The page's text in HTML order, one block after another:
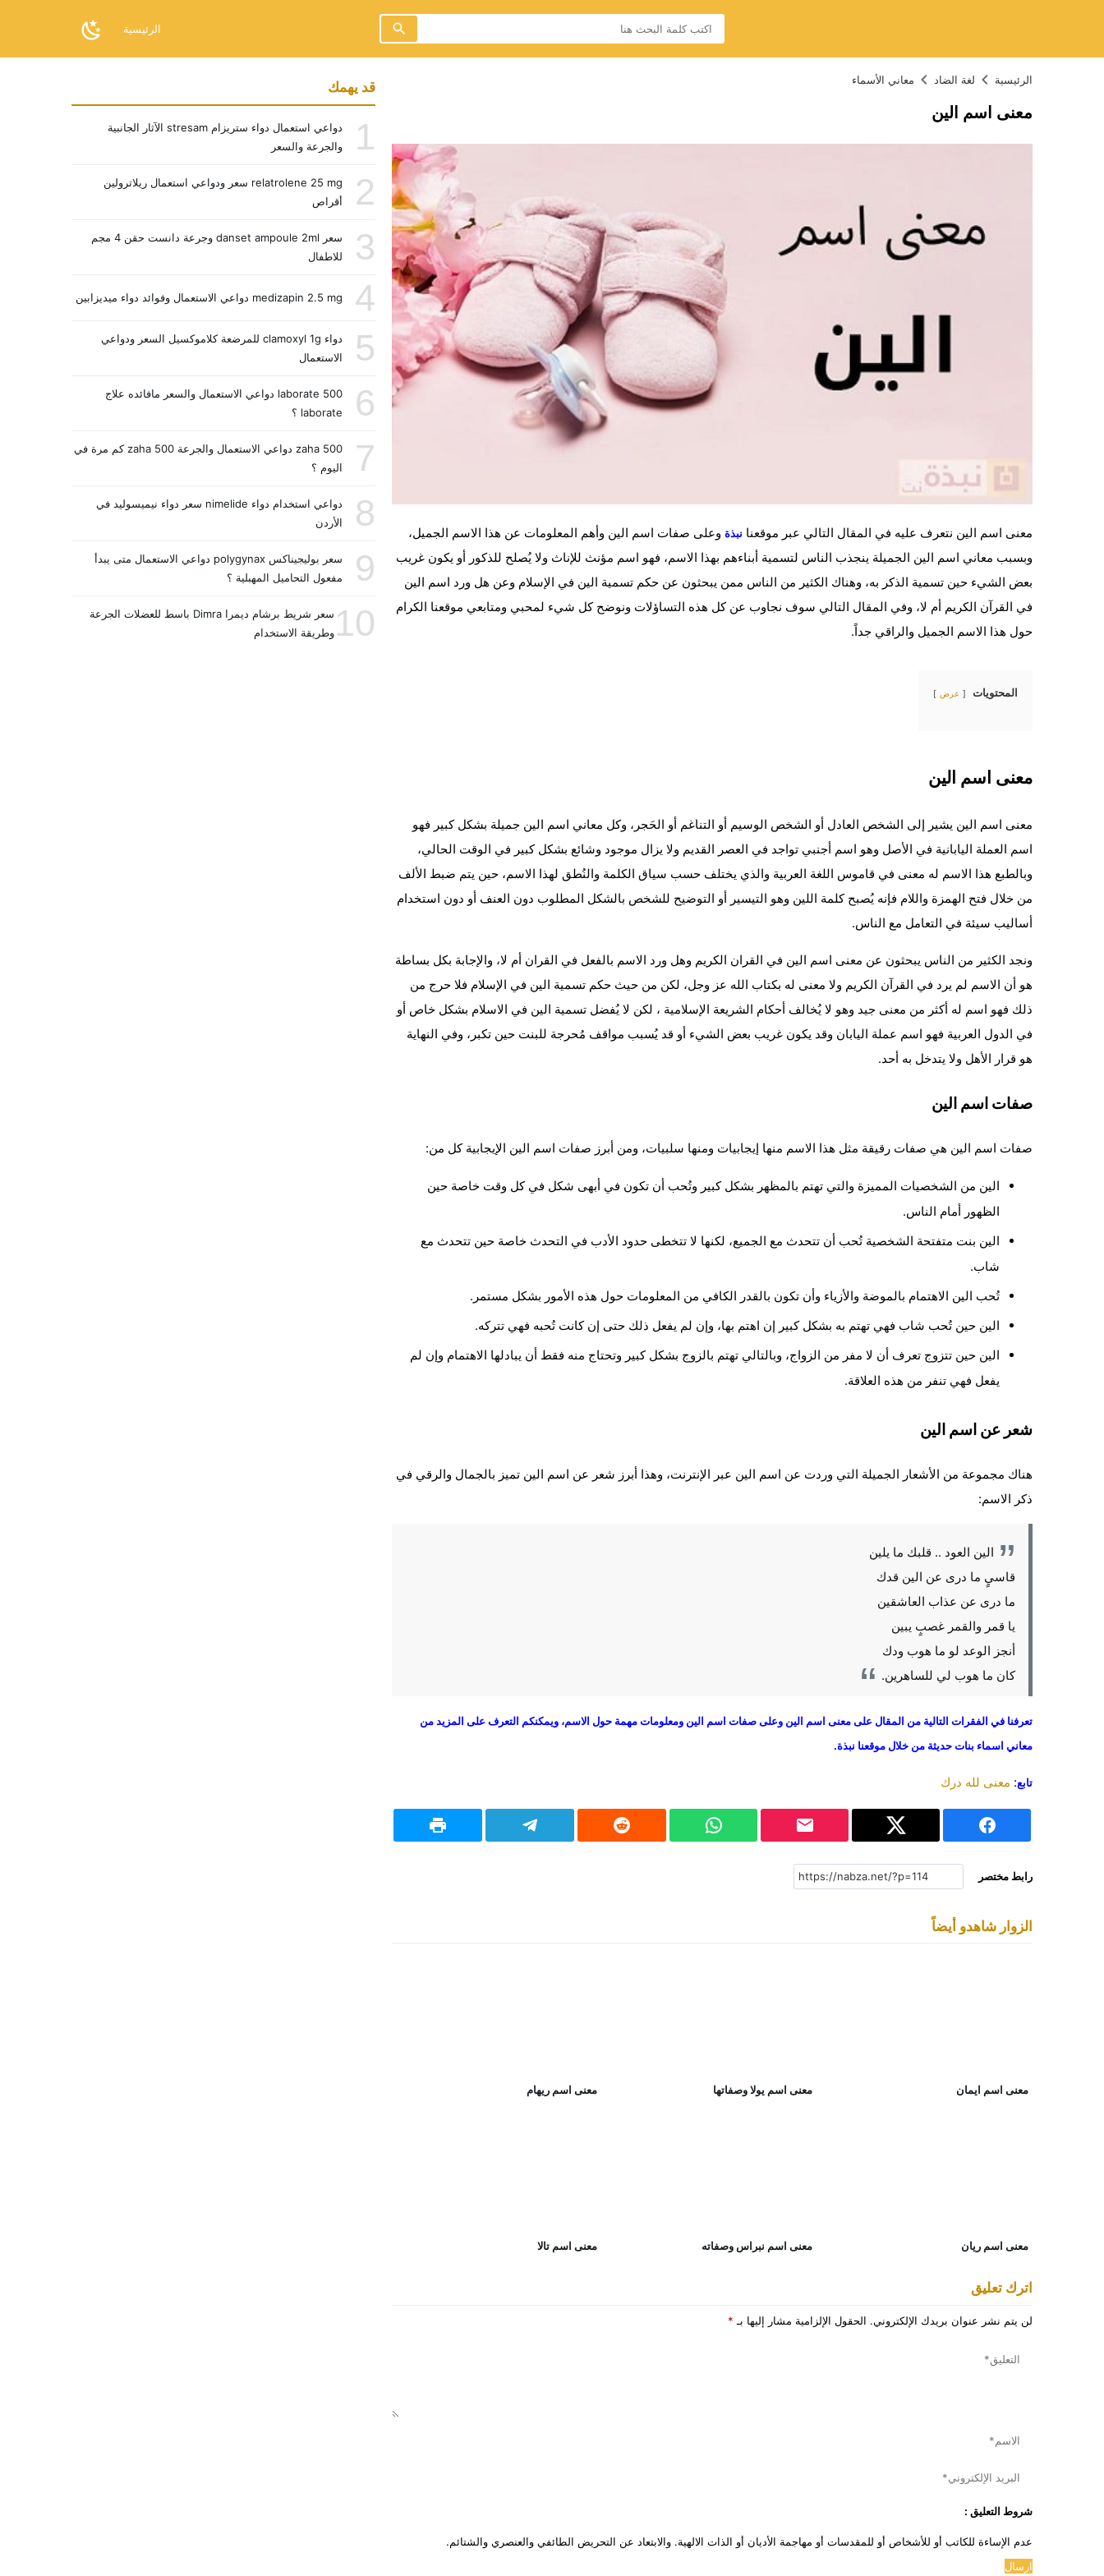
الرئيسية
الرئيسية لغة الضاد معاني الأسماء
معنى اسم الين
معنى اسم الين نتعرف عليه في المقال التالي عبر موقعنا نبذة وعلى صفات اسم الين وأهم المعلومات عن هذا الاسم الجميل،
وبسبب معاني اسم الين الجميلة ينجذب الناس لتسمية أبناءهم بهذا الاسم، فهو اسم مؤنث للإناث ولا يُصلح للذكور أو يكون غريب
بعض الشيء حين تسمية الذكر به، وهناك الكثير من الناس ممن يبحثون عن حكم تسمية الين في الإسلام وعن هل ورد اسم الين
في القرآن الكريم أم لا، وفي المقال التالي سوف نجاوب عن كل هذه التساؤلات ونوضح كل شيء لمحبي ومتابعي موقعنا الكرام
حول هذا الاسم الجميل والراقي جداً.
المحتويات عرض
معنى اسم الين
معنى اسم الين يشير إلى الشخص العادل أو الشخص الوسيم أو التناغم أو الحَجر، وكل معاني اسم الين جميلة بشكل كبير فهو
اسم العملة اليابانية في الأصل وهو اسم أجنبي تواجد في العصر القديم ولا يزال موجود وشائع بشكل كبير في الوقت الحالي،
وبالطبع هذا الاسم له معنى في قاموس اللغة العربية والذي يختلف حسب سياق الكلمة والنُطق لهذا الاسم، حين يتم ضبط الألف
من خلال فتح الهمزة واللام فإنه يُصبح كلمة اللين وهو التيسير أو التوضيح للشخص بالشكل المطلوب دون العنف أو دون استخدام
أساليب سيئة في التعامل مع الناس.
ونجد الكثير من الناس يبحثون عن معنى اسم الين في القران الكريم وهل ورد الاسم بالفعل في القران أم لا، والإجابة بكل بساطة
هو أن الاسم لم يرد في القرآن الكريم ولا معنى له بكتاب الله عز وجل، لكن من حيث حكم تسمية الين في الإسلام فلا حرج من
ذلك فهو اسم له أكثر من معنى جيد وهو لا يُخالف أحكام الشريعة الإسلامية ، لكن لا يُفضل تسمية الين في الاسلام بشكل خاص أو
في الدول العربية فهو اسم عملة اليابان وقد يكون غريب بعض الشيء أو قد يُسبب مواقف مُحرجة للبنت حين تكبر، وفي النهاية
هو قرار الأهل ولا يتدخل به أحد.
صفات اسم الين
صفات اسم الين هي صفات رقيقة مثل هذا الاسم منها إيجابيات ومنها سلبيات، ومن أبرز صفات اسم الين الإيجابية كل من:
الين من الشخصيات المميزة والتي تهتم بالمظهر بشكل كبير وتُحب أن تكون في أبهى شكل في كل وقت خاصة حين
الظهور أمام الناس.
الين بنت متفتحة الشخصية تُحب أن تتحدث مع الجميع، لكنها لا تتخطى حدود الأدب في التحدث خاصة حين تتحدث مع
شاب.
تُحب الين الاهتمام بالموضة والأزياء وأن تكون بالقدر الكافي من المعلومات حول هذه الأمور بشكل مستمر.
الين حين تُحب شاب فهي تهتم به بشكل كبير إن اهتم بها، وإن لم يفعل ذلك حتى إن كانت تُحبه فهي تتركه.
الين حين تتزوج تعرف أن لا مفر من الزواج، وبالتالي تهتم بالزوج بشكل كبير وتحتاج منه فقط أن يبادلها الاهتمام وإن لم
يفعل فهي تنفر من هذه العلاقة.
شعر عن اسم الين
هناك مجموعة من الأشعار الجميلة التي وردت عن اسم الين عبر الإنترنت، وهذا أبرز شعر عن اسم الين تميز بالجمال والرقي في
ذكر الاسم:
الين العود .. قلبك ما يلين
قاسيٍ ما درى عن الين قدك
ما درى عن عذاب العاشقين
يا قمر والقمر غصبٍ يبين
أنجز الوعد لو ما هوب ودك
كان ما هوب لي للساهرين.
تعرفنا في الفقرات التالية من المقال على معنى اسم الين وعلى صفات اسم الين ومعلومات مهمة حول الاسم، ويمكنكم التعرف على المزيد من
معاني اسماء بنات حديثة من خلال موقعنا نبذة.
تابع: معنى لله درك
رابط مختصر
الزوار شاهدو أيضاً
معنى اسم ايمان معنى اسم يولا وصفاتها معنى اسم ريهام
معنى اسم ريان معنى اسم نبراس وصفاته معنى اسم تالا
اترك تعليق
لن يتم نشر عنوان بريدك الإلكتروني. الحقول الإلزامية مشار إليها بـ *
شروط التعليق :
عدم الإساءة للكاتب أو للأشخاص أو للمقدسات أو مهاجمة الأديان أو الذات الالهية. والابتعاد عن التحريض الطائفي والعنصري والشتائم.
قد يهمك
1
دواعي استعمال دواء ستريزام stresam الآثار الجانبية
والجرعة والسعر
2
relatrolene 25 mg سعر ودواعي استعمال ريلاترولين
أقراص
3
سعر danset ampoule 2ml وجرعة دانست حقن 4 مجم
للاطفال
4 medizapin 2.5 mg دواعي الاستعمال وفوائد دواء ميديزابين
5
دواء clamoxyl 1g للمرضعة كلاموكسيل السعر ودواعي
الاستعمال
6
laborate 500 دواعي الاستعمال والسعر مافائده علاج
laborate ؟
7
zaha 500 دواعي الاستعمال والجرعة zaha 500 كم مرة في
اليوم ؟
8
دواعي استخدام دواء nimelide سعر دواء نيميسوليد في
الأردن
9
سعر بوليجيناكس polygynax دواعي الاستعمال متى يبدأ
مفعول التحاميل المهبلية ؟
10
سعر شريط برشام ديمرا Dimra باسط للعضلات الجرعة
وطريقة الاستخدام